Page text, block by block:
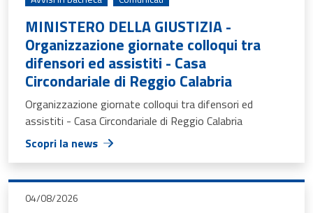
MINISTERO DELLA GIUSTIZIA -
Organizzazione giornate colloqui tra
difensori ed assistiti - Casa
Circondariale di Reggio Calabria
Organizzazione giornate colloqui tra difensori ed
assistiti - Casa Circondariale di Reggio Calabria
Scopri la news
04/08/2026